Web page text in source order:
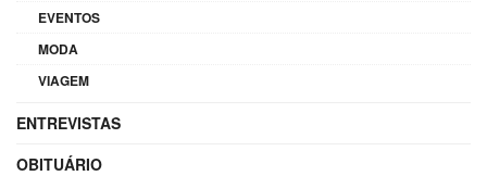
EVENTOS
MODA
VIAGEM
ENTREVISTAS
OBITUÁRIO